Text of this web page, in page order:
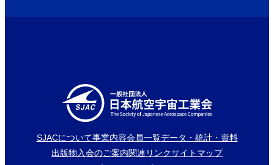
SJACについて事業内容会員一覧データ・統計・資料
出版物 入会のご案内関連リンクサイトマップ